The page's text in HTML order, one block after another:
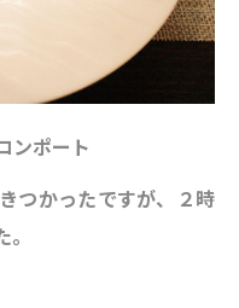
ンポート
つかったですが、２時